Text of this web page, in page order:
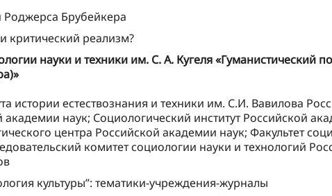
Брубейкера
критический реализм?
науки и техники им. С. А. Кугеля «Гуманистический
истории естествознания и техники им. С.И. Вавилова
академии наук; Социологический институт Российской
центра Российской академии наук; Факультет
комитет социологии науки и технологий
культуры”: тематики-учреждения-журналы